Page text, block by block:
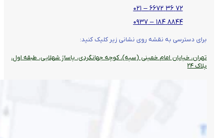
۷۲ ۳۶ ۶۶۷۲ – ۰۲۱
۸۸۴۴ ۱۸۴ – ۰۹۳۷
برای دسترسی به نقشه روی نشانی زیر کلیک کنید:
تهران، خیابان امام خمینی (سپه)، کوچه جهانگردی،‌ پاساژ شهلایی، طبقه اول،
پلاک ۲۴